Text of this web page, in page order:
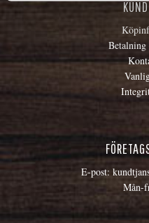
Betalning
E-post:
Mån-